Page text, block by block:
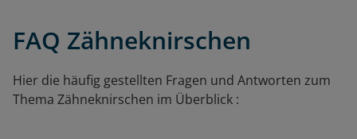
FAQ Zähneknirschen
Hier die häufig gestellten Fragen und Antworten zum
Thema Zähneknirschen im Überblick :